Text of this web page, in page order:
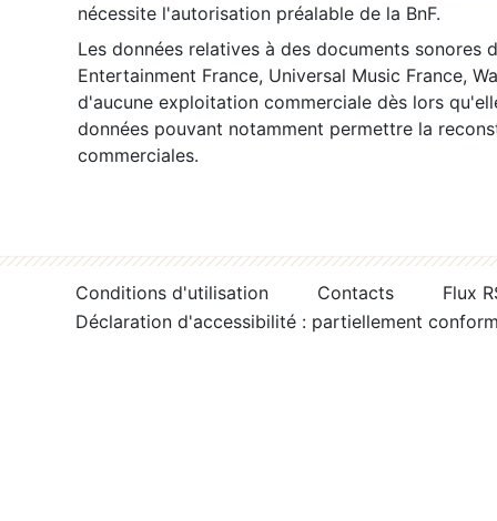
nécessite l'autorisation préalable de la BnF.
Les données relatives à des documents sonores
Entertainment France, Universal Music France,
d'aucune exploitation commerciale dès lors
données pouvant notamment permettre la
commerciales.
Conditions d'utilisation Contacts
Flux
Déclaration d'accessibilité : partiellement